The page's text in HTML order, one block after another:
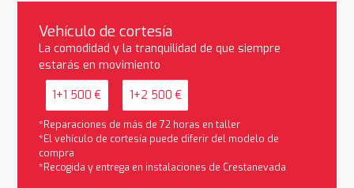
Vehículo de cortesía
La comodidad y la tranquilidad de que siempre
estarás en movimiento
1+1 500 € 1+2 500 €
*Reparaciones de más de 72 horas en taller
*El vehículo de cortesía puede diferir del modelo de
compra
*Recogida y entrega en instalaciones de Crestanevada